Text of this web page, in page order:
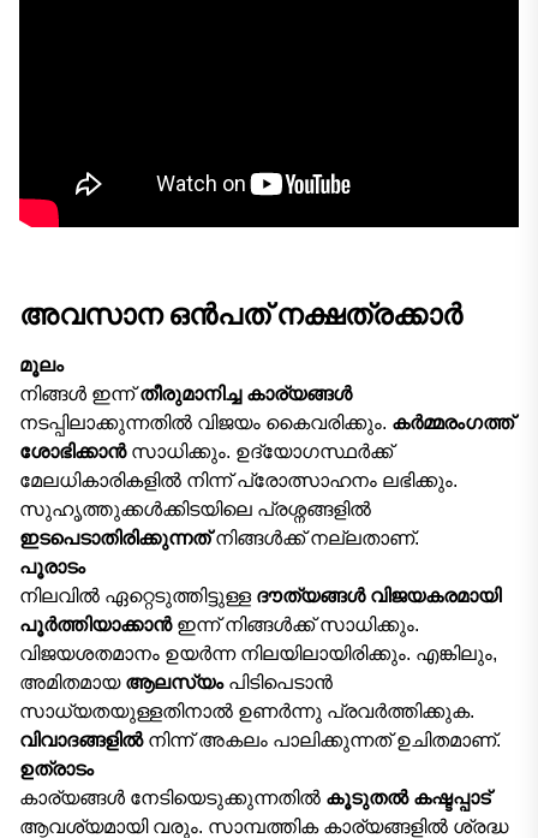
അവസാന ഒൻപത് നക്ഷത്രക്കാർ
മൂലം
നിങ്ങൾ ഇന്ന്തീരുമാനിച്ച കാര്യങ്ങൾ
നടപ്പിലാക്കുന്നതിൽ വിജയം കൈവരിക്കും. കർമ്മരംഗത്ത്
ശോഭിക്കാൻസാധിക്കും. ഉദ്യോഗസ്ഥർക്ക്
മേലധികാരികളിൽ നിന്ന് പ്രോത്സാഹനം ലഭിക്കും.
സുഹൃത്തുക്കൾക്കിടയിലെ പ്രശ്നങ്ങളിൽ
ഇടപെടാതിരിക്കുന്നത്നിങ്ങൾക്ക് നല്ലതാണ്.
പൂരാടം
നിലവിൽ ഏറ്റെടുത്തിട്ടുള്ള ദൗത്യങ്ങൾ വിജയകരമായി
പൂർത്തിയാക്കാൻഇന്ന് നിങ്ങൾക്ക് സാധിക്കും.
വിജയശതമാനം ഉയർന്ന നിലയിലായിരിക്കും. എങ്കിലും,
അമിതമായ ആലസ്യംപിടിപെടാൻ
സാധ്യതയുള്ളതിനാൽ ഉണർന്നു പ്രവർത്തിക്കുക.
വിവാദങ്ങളിൽനിന്ന് അകലം പാലിക്കുന്നത് ഉചിതമാണ്.
ഉത്രാടം
കാര്യങ്ങൾ നേടിയെടുക്കുന്നതിൽ കൂടുതൽ കഷ്ടപ്പാട്
ആവശ്യമായി വരും. സാമ്പത്തിക കാര്യങ്ങളിൽ ശ്രദ്ധ